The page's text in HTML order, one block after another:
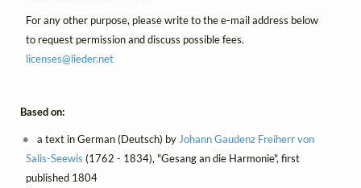
For any other purpose, please write to the e-mail address below
to request permission and discuss possible fees.
licenses@lieder.net
Based on:
a text in German (Deutsch) by Johann Gaudenz Freiherr von
Salis-Seewis (1762 - 1834), "Gesang an die Harmonie", first
published 1804